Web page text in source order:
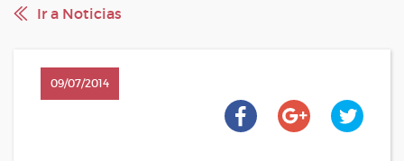
Ir a Noticias
09/07/2014